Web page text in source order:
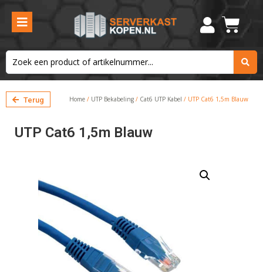
Terug Home / UTP Bekabeling / Cat6 UTP Kabel / UTP Cat6 1,5m Blauw
UTP Cat6 1,5m Blauw